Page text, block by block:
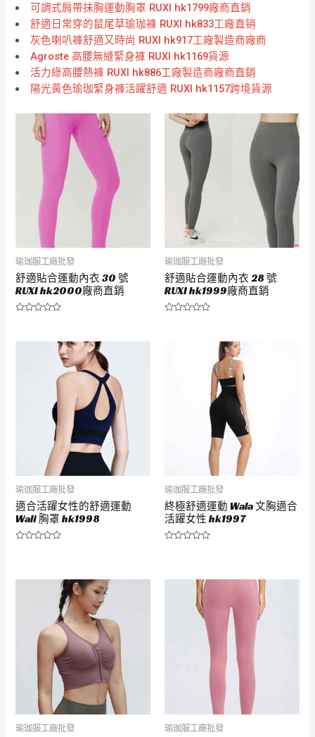
可調式肩帶抹胸運動胸罩 RUXI hk1799廠商直銷
舒適日常穿的鼠尾草瑜珈褲 RUXI hk833工廠直销
灰色喇叭褲舒適又時尚 RUXI hk917工廠製造商廠商
Agroste 高腰無縫緊身褲 RUXI hk1169貨源
活力綠高腰熱褲 RUXI hk886工廠製造商廠商直銷
陽光黃色瑜珈緊身褲活躍舒適 RUXI hk1157跨境貨源
瑜珈服工廠批發
舒適貼合運動內衣 30 號
RUXI hk2000廠商直銷
瑜珈服工廠批發
舒適貼合運動內衣 28 號
RUXI hk1999廠商直銷
瑜珈服工廠批發
適合活躍女性的舒適運動
Wali 胸罩 hk1998
分
瑜珈服工廠批發
終極舒適運動 Wala 文胸適合
活躍女性 hk1997
分
瑜珈服工廠批發 瑜珈服工廠批發